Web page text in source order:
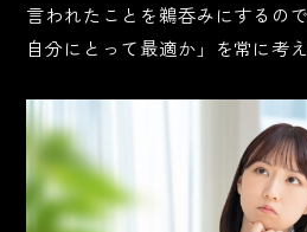
言われたことを鵜呑みにするの
自分にとって最適か」を常に考